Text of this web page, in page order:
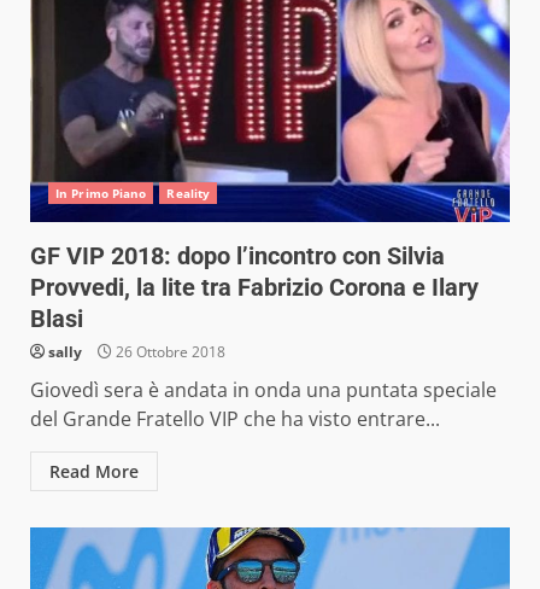
In Primo Piano Reality
GF VIP 2018: dopo l’incontro con Silvia
Provvedi, la lite tra Fabrizio Corona e Ilary
Blasi
sally 26 Ottobre 2018
Giovedì sera è andata in onda una puntata speciale
del Grande Fratello VIP che ha visto entrare...
Read More